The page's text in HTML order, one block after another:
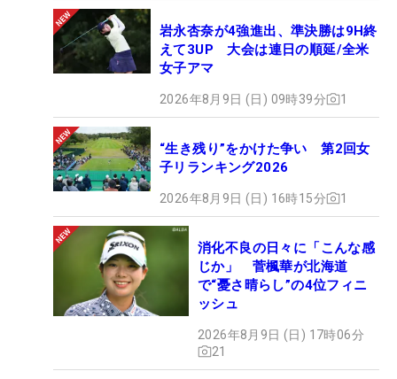
岩永杏奈が4強進出、準決勝は9H終
えて3UP 大会は連日の順延/全米
女子アマ
2026年8月9日 (日) 09時39分 1
“生き残り”をかけた争い 第2回女
子リランキング2026
2026年8月9日 (日) 16時15分 1
消化不良の日々に「こんな感
じか」 菅楓華が北海道
で“憂さ晴らし”の4位フィニ
ッシュ
2026年8月9日 (日) 17時06分
21